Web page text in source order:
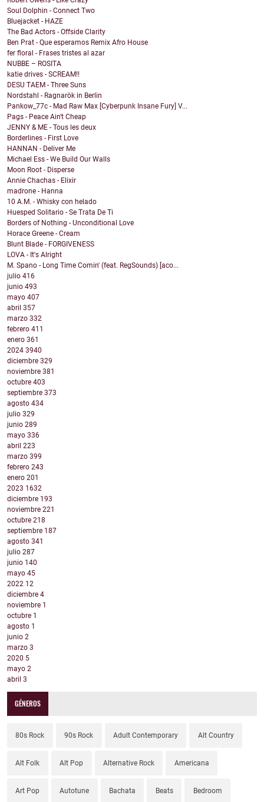
Soul Dolphin - Connect Two
Bluejacket - HAZE
The Bad Actors - Offside Clarity
Ben Prat - Que esperamos Remix Afro House
fer floral - Frases tristes al azar
NUBBE – ROSITA
katie drives - SCREAM!!
DESU TAEM - Three Suns
Nordstahl - Ragnarök in Berlin
Pankow_77c - Mad Raw Max [Cyberpunk Insane Fury] V...
Pags - Peace Ain't Cheap
JENNY & ME - Tous les deux
Borderlines - First Love
HANNAN - Deliver Me
Michael Ess - We Build Our Walls
Moon Root - Disperse
Annie Chachas - Elixir
madrone - Hanna
10 A.M. - Whisky con helado
Huesped Solitario - Se Trata De Ti
Borders of Nothing - Unconditional Love
Horace Greene - Cream
Blunt Blade - FORGIVENESS
LOVA - It's Alright
M. Spano - Long Time Comin' (feat. RegSounds) [aco...
julio 416
junio 493
mayo 407
abril 357
marzo 332
febrero 411
enero 361
2024 3940
diciembre 329
noviembre 381
octubre 403
septiembre 373
agosto 434
julio 329
junio 289
mayo 336
abril 223
marzo 399
febrero 243
enero 201
2023 1632
diciembre 193
noviembre 221
octubre 218
septiembre 187
agosto 341
julio 287
junio 140
mayo 45
2022 12
diciembre 4
noviembre 1
octubre 1
agosto 1
junio 2
marzo 3
2020 5
mayo 2
abril 3
GÉNEROS
80s Rock 90s Rock Adult Contemporary Alt Country
Alt Folk Alt Pop Alternative Rock Americana
Art Pop Autotune Bachata Beats Bedroom